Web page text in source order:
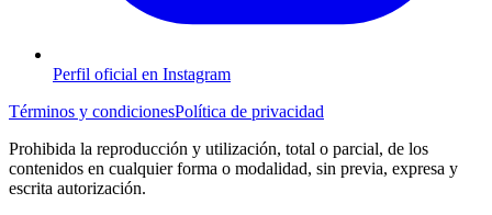
Perfil oficial en Instagram
Términos y condicionesPolítica de privacidad
Prohibida la reproducción y utilización, total o parcial, de los
contenidos en cualquier forma o modalidad, sin previa, expresa y
escrita autorización.